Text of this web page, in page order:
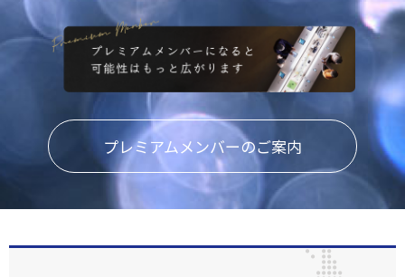
プレミアムメンバーのご案内